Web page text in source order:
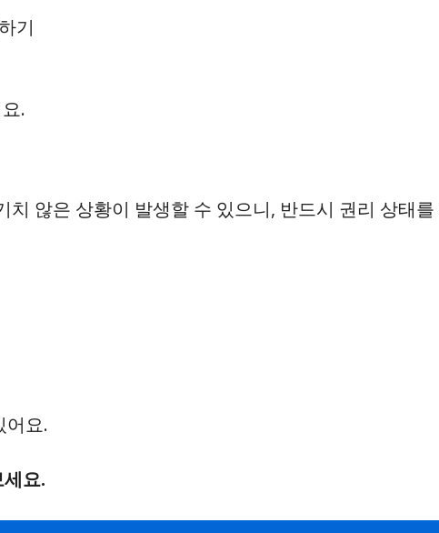
기
.
않은 상황이 발생할 수 있으니, 반드시 권리 상태
어요.
요.